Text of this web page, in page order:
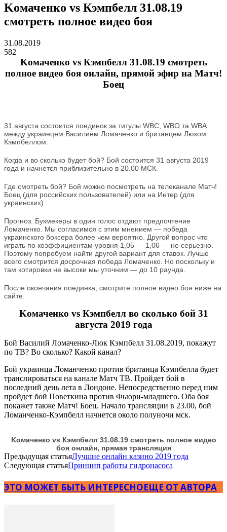
Kомаченко vs Кэмпбелл 31.08.19
смотреть полное видео боя
31.08.2019
582
Kомаченко vs Кэмпбелл 31.08.19 смотреть
полное видео боя онлайн, прямой эфир на Матч!
Боец
31 августа состоится поединок за титулы WBC, WBO та WBA
между украинцем Василием Ломаченко и британцем Люком
Кэмпбеллом.
Когда и во сколько будет бой? Бой состоится 31 августа 2019
года и начнется приблизительно в 20.00 МСК.
Где смотреть бой? Бой можно посмотреть на телеканале Матч!
Боец (для российских пользователей) или на Интер (для
украинских).
Прогноз. Букмекеры в один голос отдают предпочтение
Ломаченко. Мы согласимся с этим мнением — победа
украинского боксера более чем вероятно. Другой вопрос что
играть по коэффициентам уровня 1,05 — 1,06 — не серьезно.
Поэтому попробуем найти другой вариант для ставок. Лучше
всего смотрится досрочная победа Ломаченко. Но поскольку и
там котировки не высоки мы уточним — до 10 раунда.
После окончания поединка, смотрите полное видео боя ниже на
сайте.
Kомаченко vs Кэмпбелл во сколько бой 31
августа 2019 года
Бой Василий Ломаченко-Люк Кэмпбелл 31.08.2019, покажут
по ТВ? Во сколько? Какой канал?
Бой украинца Ломанченко против британца Кэмпбелла будет
транслироваться на канале Матч ТВ. Пройдет бой в
последний день лета в Лондоне. Непосредственно перед ним
пройдет бой Поветкина против Фьюри-младшего. Оба боя
покажет также Матч! Боец. Начало трансляции в 23.00, бой
Ломанченко-Кэмпбелл начнется около полуночи мск.
Kомаченко vs Кэмпбелл 31.08.19 смотреть полное видео
боя онлайн, прямая трансляция
Предыдущая статьяЛучшие онлайн казино 2019 года
Следующая статьяПринцип работы гидронасоса
ЭТО МОЖЕТ БЫТЬ ИНТЕРЕСНОЕЩЕ ОТ АВТОРА